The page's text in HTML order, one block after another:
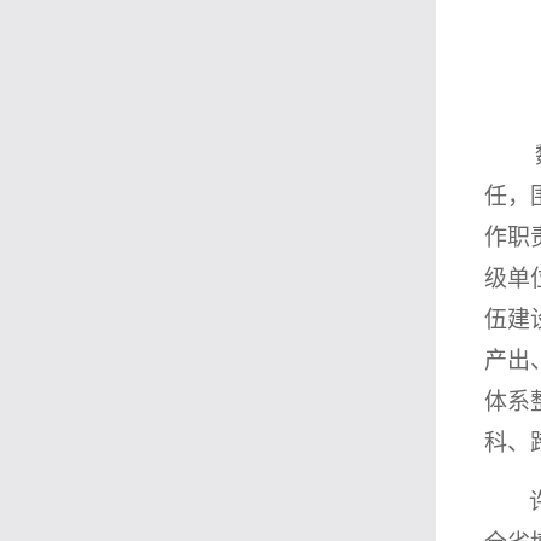
任，
作职
级单
伍建
产出
体系
科、